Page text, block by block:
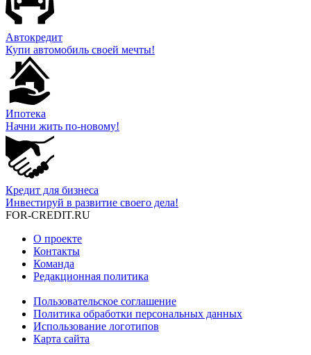
Автокредит
Купи автомобиль своей мечты!
Ипотека
Начни жить по-новому!
Кредит для бизнеса
Инвестируй в развитие своего дела!
FOR-CREDIT.RU
О проекте
Контакты
Команда
Редакционная политика
Пользовательское соглашение
Политика обработки персональных данных
Использование логотипов
Карта сайта